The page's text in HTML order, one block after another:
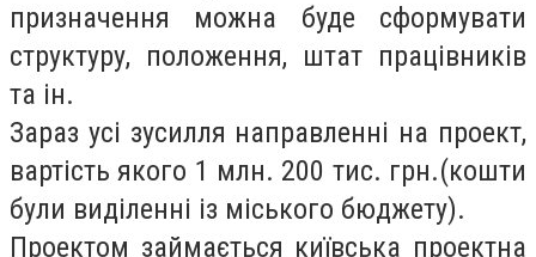
призначення можна буде сформувати
структуру, положення, штат працівників
та ін.
Зараз усі зусилля направленні на проект,
вартість якого 1 млн. 200 тис. грн.(кошти
були виділенні із міського бюджету).
Проектом займається київська проектна